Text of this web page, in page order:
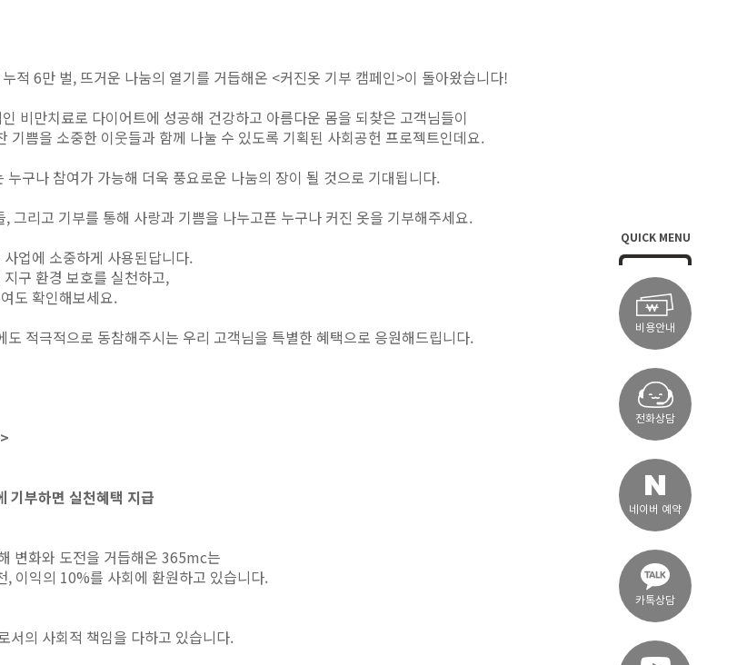
적 6만 벌, 뜨거운 나눔의 열기를 거듭해온 <커진옷 기부 캠페인>이 돌아왔습니다!
비만치료로 다이어트에 성공해 건강하고 아름다운 몸을 되찾은 고객님들이
기쁨을 소중한 이웃들과 함께 나눌 수 있도록 기획된 사회공헌 프로젝트인데요.
구나 참여가 가능해 더욱 풍요로운 나눔의 장이 될 것으로 기대됩니다.
리고 기부를 통해 사랑과 기쁨을 나누고픈 누구나 커진 옷을 기부해주세요.
업에 소중하게 사용된답니다.
구 환경 보호를 실천하고,
도 확인해보세요.
적극적으로 동참해주시는 우리 고객님을 특별한 혜택으로 응원해드립니다.
부하면 실천혜택 지급
변화와 도전을 거듭해온 365mc는
, 이익의 10%를 사회에 환원하고 있습니다.
서의 사회적 책임을 다하고 있습니다.
QUICK MENU
비용안내
전화상담
네이버 예약
카톡상담